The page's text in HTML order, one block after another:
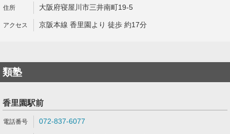
大阪府寝屋川市三井南町19-5
京阪本線 香里園より 徒歩 約17分
類塾
香里園駅前
072-837-6077